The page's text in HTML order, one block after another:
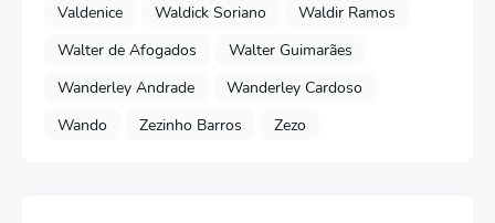
Valdenice
Waldick Soriano
Waldir Ramos
Walter de Afogados
Walter Guimarães
Wanderley Andrade
Wanderley Cardoso
Wando
Zezinho Barros Zezo